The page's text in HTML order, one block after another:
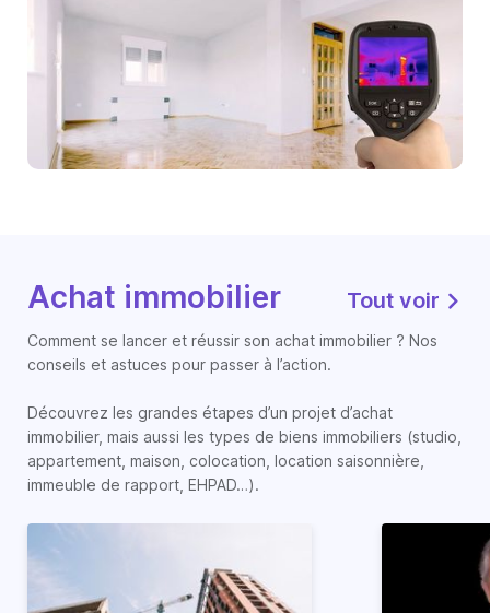
Achat immobilier Tout voir
Comment se lancer et réussir son achat immobilier ? Nos
conseils et astuces pour passer à l’action.
Découvrez les grandes étapes d’un projet d’achat
immobilier, mais aussi les types de biens immobiliers (studio,
appartement, maison, colocation, location saisonnière,
immeuble de rapport, EHPAD…).